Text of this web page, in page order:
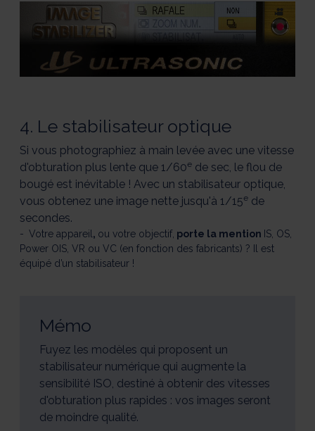
4. Le stabilisateur optique
Si vous photographiez à main levée avec une vitesse
d'obturation plus lente que 1/60e de sec, le flou de
bougé est inévitable ! Avec un stabilisateur optique,
vous obtenez une image nette jusqu'à 1/15e de
secondes.
Votre appareil , ou votre objectif, porte la mention IS, OS,
Power OIS, VR ou VC (en fonction des fabricants) ? Il est
équipé d’un stabilisateur !
Mémo
Fuyez les modèles qui proposent un
stabilisateur numérique qui augmente la
sensibilité ISO, destiné à obtenir des vitesses
d'obturation plus rapides : vos images seront
de moindre qualité.